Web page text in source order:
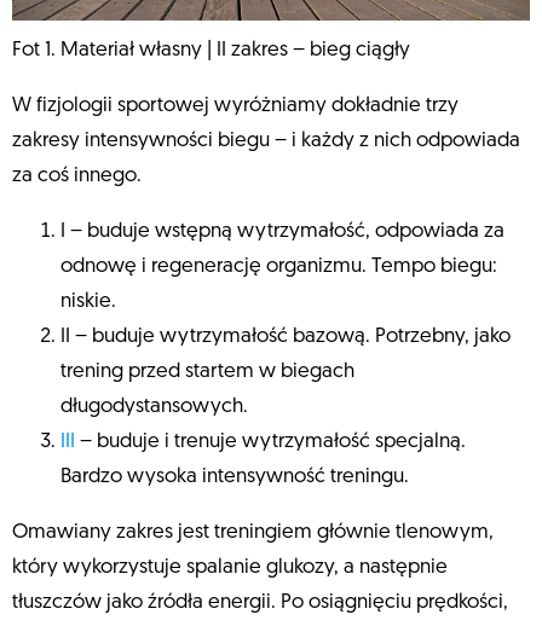
Fot 1. Materiał własny | II zakres – bieg ciągły
W fizjologii sportowej wyróżniamy dokładnie trzy
zakresy intensywności biegu – i każdy z nich odpowiada
za coś innego.
I – buduje wstępną wytrzymałość, odpowiada za
odnowę i regenerację organizmu. Tempo biegu:
niskie.
II – buduje wytrzymałość bazową. Potrzebny, jako
trening przed startem w biegach
długodystansowych.
III – buduje i trenuje wytrzymałość specjalną.
Bardzo wysoka intensywność treningu.
Omawiany zakres jest treningiem głównie tlenowym,
który wykorzystuje spalanie glukozy, a następnie
tłuszczów jako źródła energii. Po osiągnięciu prędkości,